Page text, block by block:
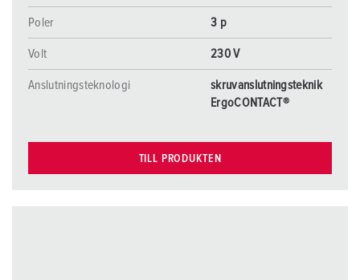
Poler 3 p
Volt 230 V
Anslutningsteknologi
skruvanslutningsteknik
ErgoCONTACT®
TILL PRODUKTEN